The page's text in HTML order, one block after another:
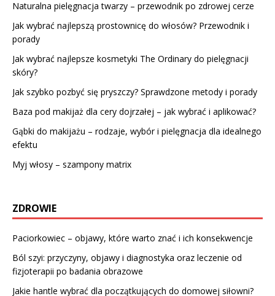
Naturalna pielęgnacja twarzy – przewodnik po zdrowej cerze
Jak wybrać najlepszą prostownicę do włosów? Przewodnik i
porady
Jak wybrać najlepsze kosmetyki The Ordinary do pielęgnacji
skóry?
Jak szybko pozbyć się pryszczy? Sprawdzone metody i porady
Baza pod makijaż dla cery dojrzałej – jak wybrać i aplikować?
Gąbki do makijażu – rodzaje, wybór i pielęgnacja dla idealnego
efektu
Myj włosy – szampony matrix
ZDROWIE
Paciorkowiec – objawy, które warto znać i ich konsekwencje
Ból szyi: przyczyny, objawy i diagnostyka oraz leczenie od
fizjoterapii po badania obrazowe
Jakie hantle wybrać dla początkujących do domowej siłowni?